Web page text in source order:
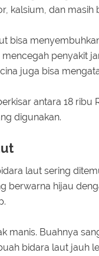
kalsium, dan masih
bisa
mencegah penyakit
juga bisa
antara 18 ribu
digunakan.
laut sering
berwarna hijau
manis. Buahnya
bidara laut jauh